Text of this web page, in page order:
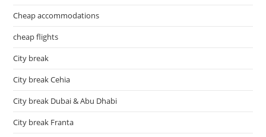
Cheap accommodations
cheap flights
City break
City break Cehia
City break Dubai & Abu Dhabi
City break Franta